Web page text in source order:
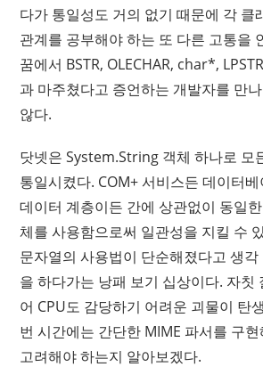
다가 통일성도 거의 없기 때문에 각 클
관계를 공부해야 하는 또 다른 고통을
꿈에서 BSTR, OLECHAR, char*,
과 마주쳤다고 증언하는 개발자를 만
않다.
닷넷은 System.String 객체 하나로 모
통일시켰다. COM+ 서비스든 데이터
데이터 계층이든 간에 상관없이 동일
체를 사용함으로써 일관성을 지킬 수
문자열의 사용법이 단순해졌다고 생
을 하다가는 낭패 보기 십상이다. 자칫
어 CPU도 감당하기 어려운 괴물이 탄
번 시간에는 간단한 MIME 파서를 구
고려해야 하는지 알아보겠다.